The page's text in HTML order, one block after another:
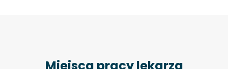
Miejsca pracy lekarza